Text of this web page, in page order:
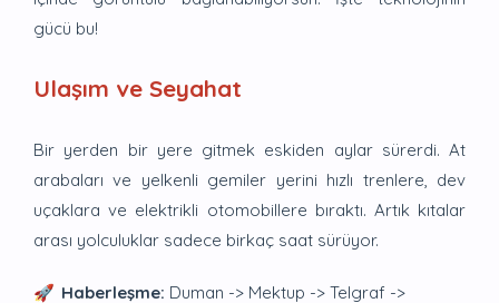
gücü bu!
Ulaşım ve Seyahat
Bir yerden bir yere gitmek eskiden aylar sürerdi. At
arabaları ve yelkenli gemiler yerini hızlı trenlere, dev
uçaklara ve elektrikli otomobillere bıraktı. Artık kıtalar
arası yolculuklar sadece birkaç saat sürüyor.
Haberleşme: Duman -> Mektup -> Telgraf ->